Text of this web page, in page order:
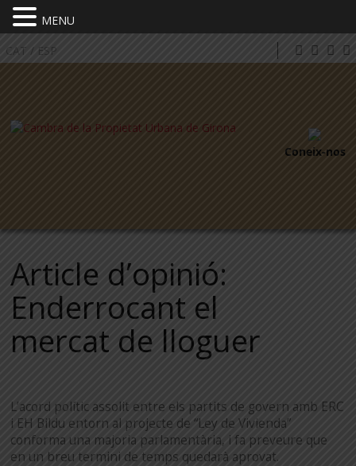
CAT / ESP
Coneix-nos
Article d’opinió:
Enderrocant el
mercat de lloguer
L’acord polític assolit entre els partits de govern amb ERC
i EH Bildu entorn al projecte de “Ley de Vivienda”
conforma una majoria parlamentària, i fa preveure que
en un breu termini de temps quedarà aprovat.
MENU